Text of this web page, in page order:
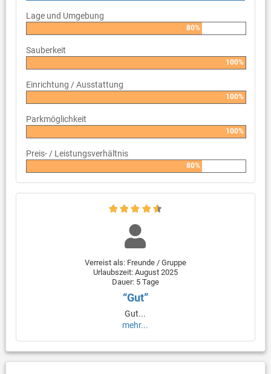
Lage und Umgebung
80%
Sauberkeit
100%
Einrichtung / Ausstattung
100%
Parkmöglichkeit
100%
Preis- / Leistungsverhältnis
80%
Verreist als: Freunde / Gruppe
Urlaubszeit: August 2025
Dauer: 5 Tage
“Gut”
Gut...
mehr...